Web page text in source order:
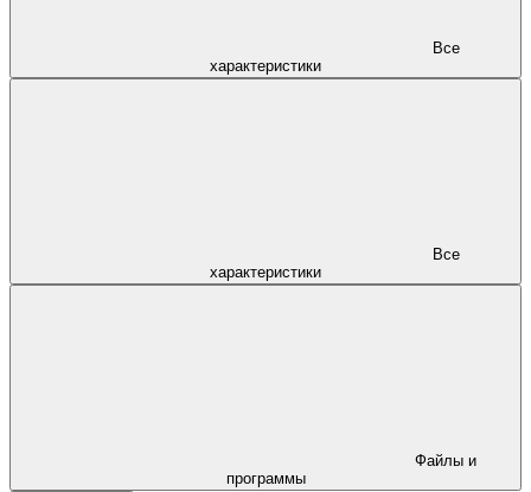
характеристики
характеристики
программы